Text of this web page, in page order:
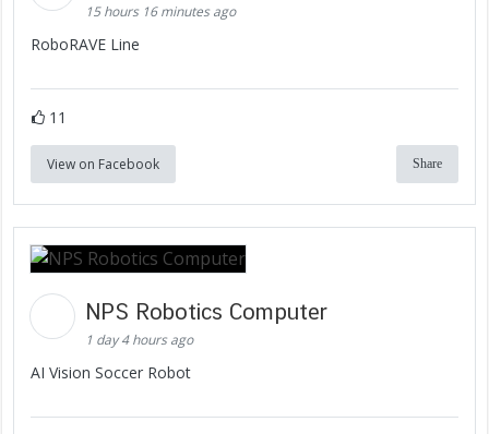
15 hours 16 minutes ago
RoboRAVE Line
11
View on Facebook Share
NPS Robotics Computer
1 day 4 hours ago
AI Vision Soccer Robot